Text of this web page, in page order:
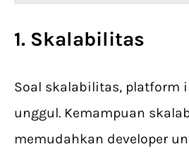
1. Skalabilitas
Soal skalabilitas, platform
unggul. Kemampuan
memudahkan developer